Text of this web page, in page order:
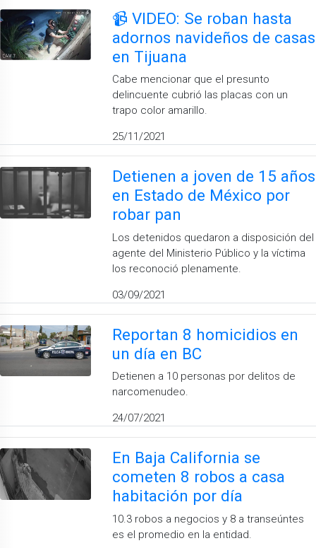
📹 VIDEO: Se roban hasta
adornos navideños de casas
en Tijuana
Cabe mencionar que el presunto
delincuente cubrió las placas con un
trapo color amarillo.
25/11/2021
Detienen a joven de 15 años
en Estado de México por
robar pan
Los detenidos quedaron a disposición del
agente del Ministerio Público y la víctima
los reconoció plenamente.
03/09/2021
Reportan 8 homicidios en
un día en BC
Detienen a 10 personas por delitos de
narcomenudeo.
24/07/2021
En Baja California se
cometen 8 robos a casa
habitación por día
10.3 robos a negocios y 8 a transeúntes
es el promedio en la entidad.